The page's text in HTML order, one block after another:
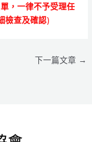
，一律不予受理任
檢查及確認)
下一篇文章 →